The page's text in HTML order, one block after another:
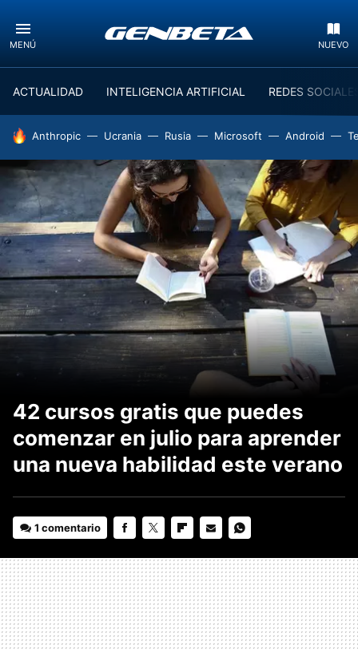
MENÚ NUEVO
ACTUALIDAD INTELIGENCIA ARTIFICIAL REDES
HOY SE HABLA DE
Anthropic Ucrania Rusia Microsoft Android
42 cursos gratis que puedes
comenzar en julio para aprender
una nueva habilidad este verano
1 comentario
MAIL